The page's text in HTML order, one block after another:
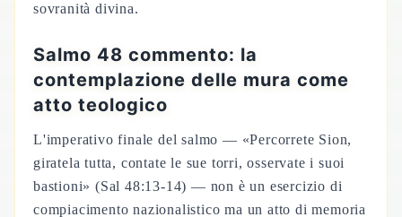
sovranità divina.
Salmo 48 commento: la
contemplazione delle mura come
atto teologico
L'imperativo finale del salmo — «Percorrete Sion,
giratela tutta, contate le sue torri, osservate i suoi
bastioni» (Sal 48:13-14) — non è un esercizio di
compiacimento nazionalistico ma un atto di memoria